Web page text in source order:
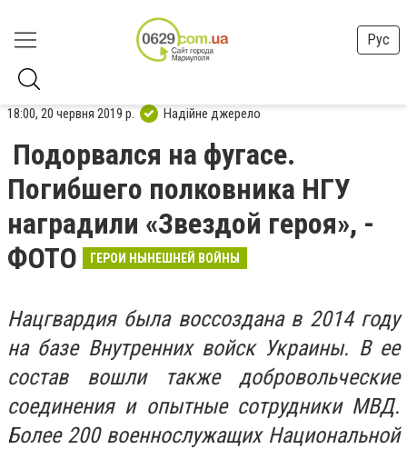
Рус
18:00, 20 червня 2019 р. Надійне джерело
Подорвался на фугасе.
Погибшего полковника НГУ
наградили «Звездой героя», -
ФОТО
ГЕРОИ НЫНЕШНЕЙ ВОЙНЫ
Нацгвардия была воссоздана в 2014 году
на базе Внутренних войск Украины. В ее
состав вошли также добровольческие
соединения и опытные сотрудники МВД.
Более 200 военнослужащих Национальной